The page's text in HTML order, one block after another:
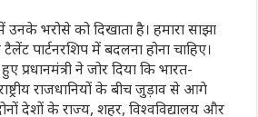
उनके भरोसे को दिखाता है। हमारा साझा
पार्टनरशिप में बदलना होना चाहिए।
ने जोर दिया कि भारत-
राजधानियों के बीच जुड़ाव से आगे
देशों के राज्य, शहर, विश्वविद्यालय और